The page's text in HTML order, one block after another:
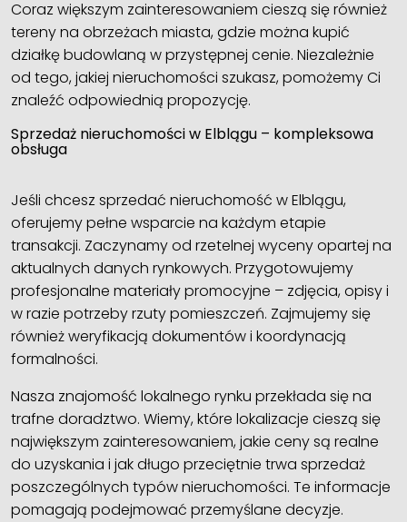
Coraz większym zainteresowaniem cieszą się również
tereny na obrzeżach miasta, gdzie można kupić
działkę budowlaną w przystępnej cenie. Niezależnie
od tego, jakiej nieruchomości szukasz, pomożemy Ci
znaleźć odpowiednią propozycję.
Sprzedaż nieruchomości w Elblągu – kompleksowa
obsługa
Jeśli chcesz sprzedać nieruchomość w Elblągu,
oferujemy pełne wsparcie na każdym etapie
transakcji. Zaczynamy od rzetelnej wyceny opartej na
aktualnych danych rynkowych. Przygotowujemy
profesjonalne materiały promocyjne – zdjęcia, opisy i
w razie potrzeby rzuty pomieszczeń. Zajmujemy się
również weryfikacją dokumentów i koordynacją
formalności.
Nasza znajomość lokalnego rynku przekłada się na
trafne doradztwo. Wiemy, które lokalizacje cieszą się
największym zainteresowaniem, jakie ceny są realne
do uzyskania i jak długo przeciętnie trwa sprzedaż
poszczególnych typów nieruchomości. Te informacje
pomagają podejmować przemyślane decyzje.